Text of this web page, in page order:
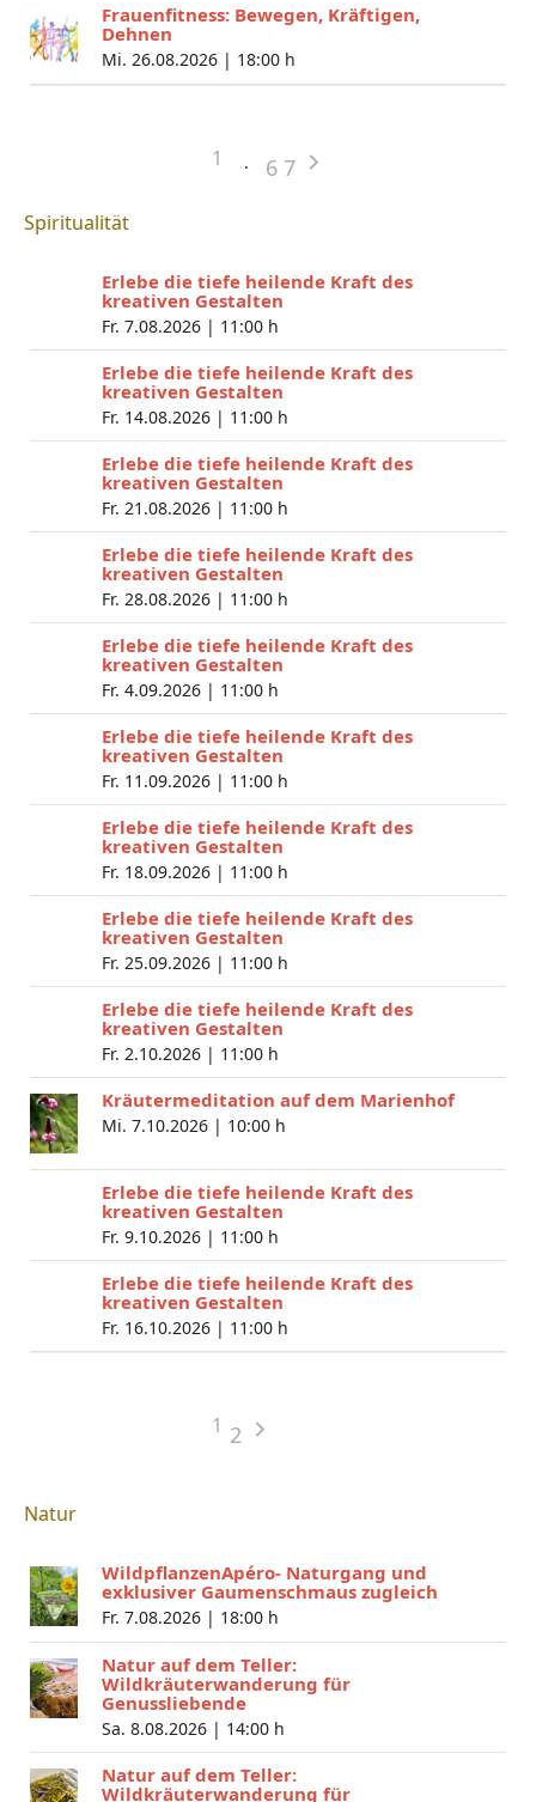
Frauenfitness: Bewegen, Kräftigen,
Dehnen
Mi. 26.08.2026 | 18:00 h
1 6 7
Spiritualität
Erlebe die tiefe heilende Kraft des
kreativen Gestalten
Fr. 7.08.2026 | 11:00 h
Erlebe die tiefe heilende Kraft des
kreativen Gestalten
Fr. 14.08.2026 | 11:00 h
Erlebe die tiefe heilende Kraft des
kreativen Gestalten
Fr. 21.08.2026 | 11:00 h
Erlebe die tiefe heilende Kraft des
kreativen Gestalten
Fr. 28.08.2026 | 11:00 h
Erlebe die tiefe heilende Kraft des
kreativen Gestalten
Fr. 4.09.2026 | 11:00 h
Erlebe die tiefe heilende Kraft des
kreativen Gestalten
Fr. 11.09.2026 | 11:00 h
Erlebe die tiefe heilende Kraft des
kreativen Gestalten
Fr. 18.09.2026 | 11:00 h
Erlebe die tiefe heilende Kraft des
kreativen Gestalten
Fr. 25.09.2026 | 11:00 h
Erlebe die tiefe heilende Kraft des
kreativen Gestalten
Fr. 2.10.2026 | 11:00 h
Kräutermeditation auf dem Marienhof
Mi. 7.10.2026 | 10:00 h
Erlebe die tiefe heilende Kraft des
kreativen Gestalten
Fr. 9.10.2026 | 11:00 h
Erlebe die tiefe heilende Kraft des
kreativen Gestalten
Fr. 16.10.2026 | 11:00 h
1 2
Natur
WildpflanzenApéro- Naturgang und
exklusiver Gaumenschmaus zugleich
Fr. 7.08.2026 | 18:00 h
Natur auf dem Teller:
Wildkräuterwanderung für
Genussliebende
Sa. 8.08.2026 | 14:00 h
Natur auf dem Teller:
Wildkräuterwanderung für